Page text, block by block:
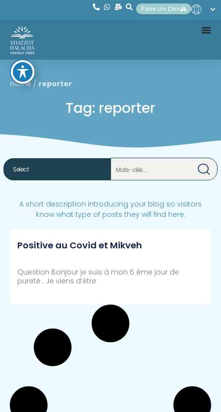
Faire Un Don
Home/ reporter
Tag: reporter
A short description introducing your blog so visitors
know what type of posts they will find here.
Positive au Covid et Mikveh
Question Bonjour je suis à mon 6 ème jour de
pureté . Je viens d’être